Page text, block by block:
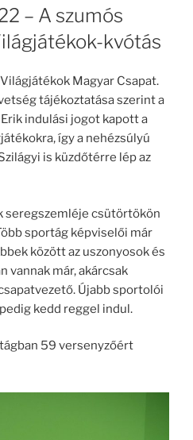
– A szumós
kvótás
Magyar Csapat.
tájékoztatása szerint a
indulási jogot kapott a
így a nehézsúlyú
is küzdőtérre lép az
seregszemléje csütörtökön
sportág képviselői már
között az uszonyosok és
vannak már, akárcsak
Újabb sportolói
kedd reggel indul.
59 versenyzőért